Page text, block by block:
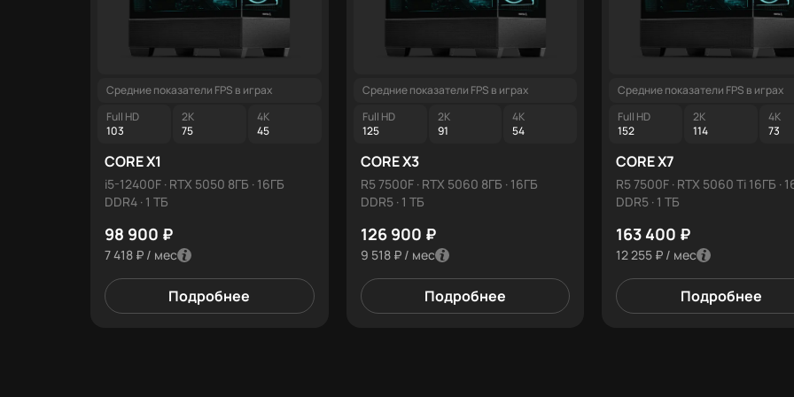
Средние показатели FPS в играх
Full HD
103
2K
75
4K
45
CORE X1
i5-12400F · RTX 5050 8ГБ · 16ГБ
DDR4 · 1 ТБ
98 900 ₽
7 418 ₽ / мес
Подробнее
Средние показатели FPS в играх
Full HD
125
2K
91
4K
54
CORE X3
R5 7500F · RTX 5060 8ГБ · 16ГБ
DDR5 · 1 ТБ
126 900 ₽
9 518 ₽ / мес
Подробнее
Средние показатели FPS в играх
Full HD
152
2K
114
4K
73
CORE X7
R5 7500F · RTX 5060 Ti 16ГБ ·
DDR5 · 1 ТБ
163 400 ₽
12 255 ₽ / мес
Подробнее